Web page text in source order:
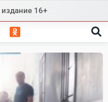
издание 16+